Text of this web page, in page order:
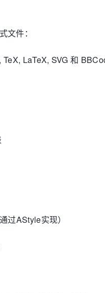
文件：
LaTeX, SVG 和
过AStyle实现）